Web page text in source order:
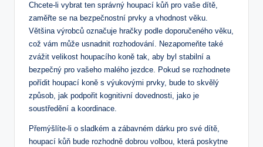
Chcete-li vybrat ten správný houpací kůň pro ⁣vaše dítě,
zaměřte se na ⁤bezpečnostní prvky ‌a ⁢vhodnost‍ věku.
Většina výrobců označuje hračky podle doporučeného věku,
což vám‌ může⁤ usnadnit rozhodování.‌ Nezapomeňte také
zvážit ‌velikost houpacího ‌koně​ tak, aby byl stabilní a
bezpečný⁣ pro ⁢vašeho malého jezdce. Pokud se rozhodnete
pořídit houpací koně s výukovými prvky, bude ⁤to skvělý
způsob,⁣ jak podpořit kognitivní dovednosti, jako je
soustředění a koordinace.
Přemýšlíte-li o sladkém a zábavném dárku pro své⁤ dítě,
‌houpací kůň bude rozhodně dobrou⁣ volbou, ⁣která poskytne